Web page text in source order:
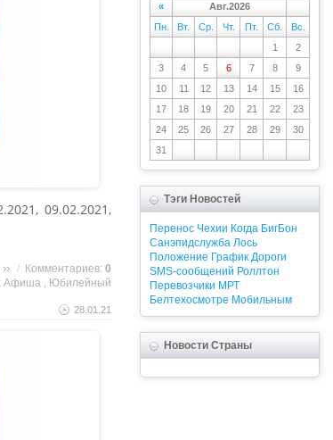
09.02.2021,
/ Комментариев: 0
Афиша , Юбилейный
28.01.21
«
Авг.2026
Пн.
Вт. Ср. Чт. Пт. Сб.
Вс.
1
2
3
4 5 6 7 8
9
10
11 12 13 14 15
16
17
18 19 20 21 22
23
24
25 26 27 28 29
30
31
Тэги Новостей
Перенос Чехии Когда БигБон
Санэпидслужба Лось
Положение График Дороги
SMS-сообщений Роллтон
Перевозчики МРТ
Белтехосмотре Мобильным
Новости Страны